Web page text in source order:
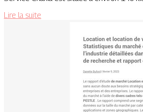
Lire la suite